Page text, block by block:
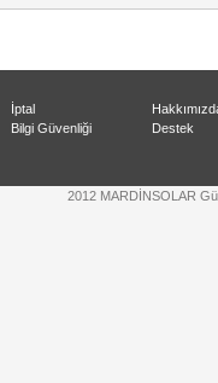
İptal
Bilgi Güvenliği
Destek
2012 MARDİNSOLAR